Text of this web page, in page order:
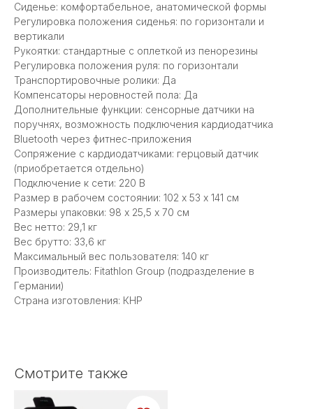
Сиденье: комфортабельное, анатомической формы
Регулировка положения сиденья: по горизонтали и
вертикали
Рукоятки: стандартные с оплеткой из пенорезины
Регулировка положения руля: по горизонтали
Транспортировочные ролики: Да
Компенсаторы неровностей пола: Да
Дополнительные функции: сенсорные датчики на
поручнях, возможность подключения кардиодатчика
Bluetooth через фитнес-приложения
Сопряжение с кардиодатчиками: герцовый датчик
(приобретается отдельно)
Подключение к сети: 220 В
Размер в рабочем состоянии: 102 х 53 x 141 см
Размеры упаковки: 98 х 25,5 x 70 см
Вес нетто: 29,1 кг
Вес брутто: 33,6 кг
Максимальный вес пользователя: 140 кг
Производитель: Fitathlon Group (подразделение в
Германии)
Страна изготовления: КНР
Смотрите также